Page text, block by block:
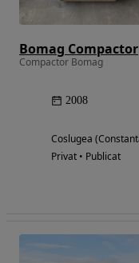
Bomag Compactor
Compactor Bomag
2008
Coslugea
Privat • Publicat